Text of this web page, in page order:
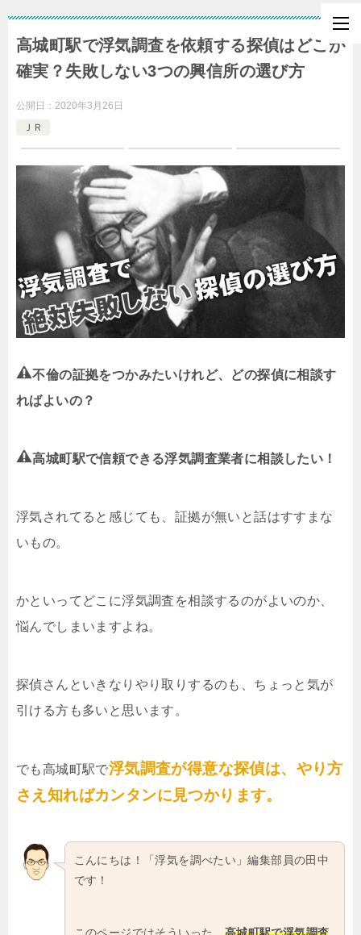
高城町駅で浮気調査を依頼する探偵はどこが
確実？失敗しない3つの興信所の選び方
公開日： 2020年3月26日
ＪＲ
不倫の証拠をつかみたいけれど、どの探偵に相談す
ればよいの？
高城町駅で信頼できる浮気調査業者に相談したい！
浮気されてると感じても、証拠が無いと話はすすまな
いもの。
かといってどこに浮気調査を相談するのがよいのか、
悩んでしまいますよね。
探偵さんといきなりやり取りするのも、ちょっと気が
引ける方も多いと思います。
でも高城町駅で浮気調査が得意な探偵は、やり方
さえ知ればカンタンに見つかります。
こんにちは！「浮気を調べたい」編集部員の田中
です！